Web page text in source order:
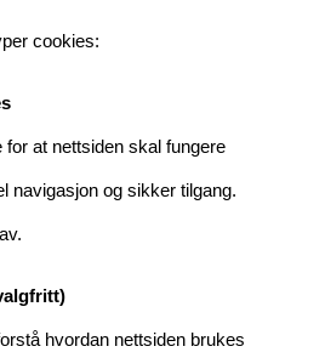
cookies:
for at nettsiden skal fungere
navigasjon og sikker tilgang.
hvordan nettsiden brukes